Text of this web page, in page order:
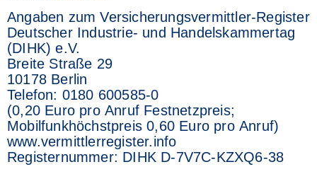
Angaben zum Versicherungsvermittler-Register
Deutscher Industrie- und Handelskammertag
(DIHK) e.V.
Breite Straße 29
10178 Berlin
Telefon: 0180 600585-0
(0,20 Euro pro Anruf Festnetzpreis;
Mobilfunkhöchstpreis 0,60 Euro pro Anruf)
www.vermittlerregister.info
Registernummer: DIHK D-7V7C-KZXQ6-38